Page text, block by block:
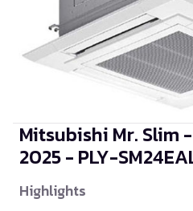
Mitsubishi Mr. Slim -
2025 - PLY-
Highlights